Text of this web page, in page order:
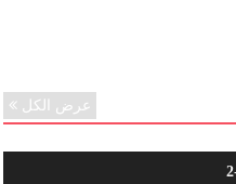
عرض الكل